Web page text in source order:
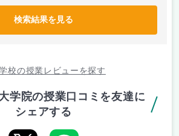
検索結果を見る
校の授業レビューを探す
学院の授業口コミを友達に
シェアする